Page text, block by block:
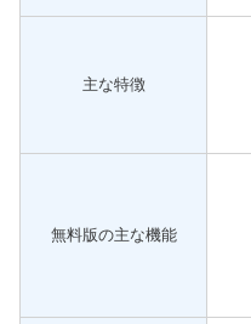
主な特徴
無料版の主な機能